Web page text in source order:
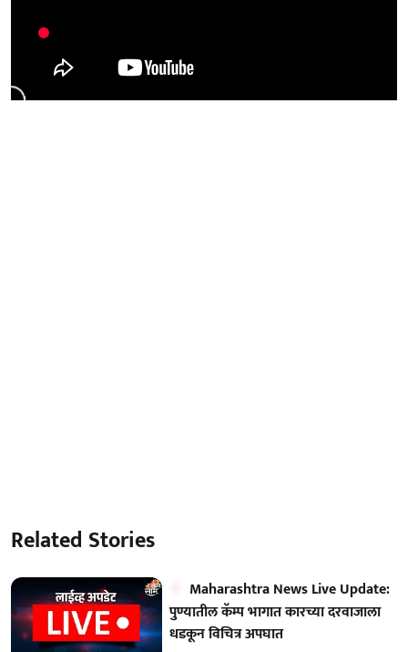
Related Stories
Maharashtra News Live Update:
पुण्यातील कॅम्प भागात कारच्या दरवाजाला
धडकून विचित्र अपघात